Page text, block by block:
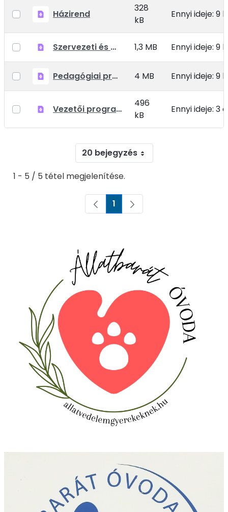
Házirend
328
kB
Ennyi ideje: 9
Szervezeti és Működési Szabályzat (SZMSZ) 1,3 MB Ennyi ideje: 9
Pedagógiai program 4 MB Ennyi ideje: 9
Vezetői program 2022-2027.pdf
496
kB
Ennyi ideje: 3
20 bejegyzés
1 - 5 / 5 tétel megjelenítése.
Oldal
1